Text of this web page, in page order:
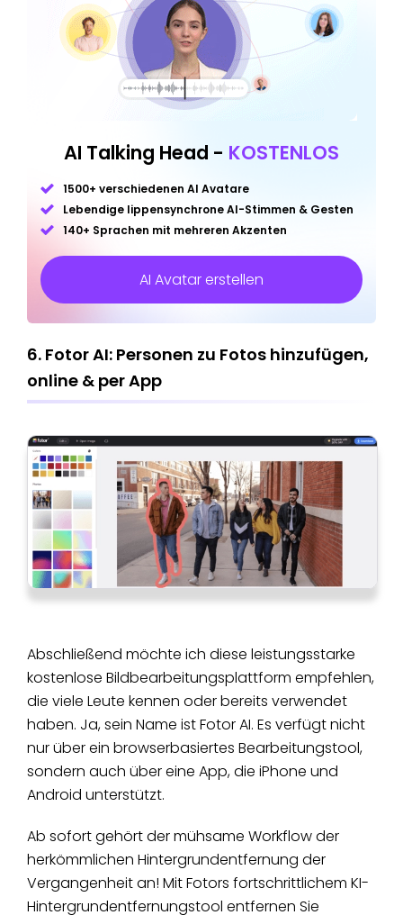
AI Talking Head - KOSTENLOS
1500+ verschiedenen AI Avatare
Lebendige lippensynchrone AI-Stimmen & Gesten
140+ Sprachen mit mehreren Akzenten
AI Avatar erstellen
6. Fotor AI: Personen zu Fotos hinzufügen,
online & per App
Abschließend möchte ich diese leistungsstarke
kostenlose Bildbearbeitungsplattform empfehlen,
die viele Leute kennen oder bereits verwendet
haben. Ja, sein Name ist Fotor AI. Es verfügt nicht
nur über ein browserbasiertes Bearbeitungstool,
sondern auch über eine App, die iPhone und
Android unterstützt.
Ab sofort gehört der mühsame Workflow der
herkömmlichen Hintergrundentfernung der
Vergangenheit an! Mit Fotors fortschrittlichem KI-
Hintergrundentfernungstool entfernen Sie